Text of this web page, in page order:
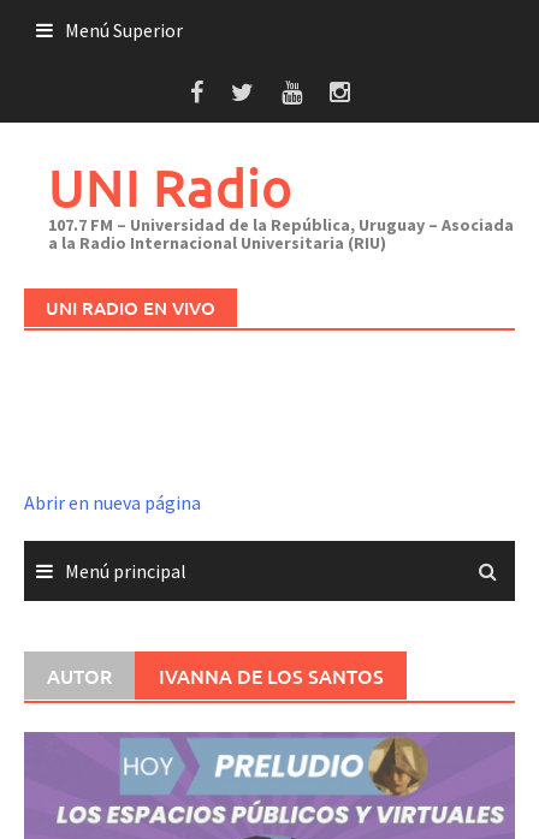
Menú Superior
UNI Radio
107.7 FM – Universidad de la República, Uruguay – Asociada
a la Radio Internacional Universitaria (RIU)
UNI RADIO EN VIVO
Abrir en nueva página
Menú principal
AUTOR IVANNA DE LOS SANTOS